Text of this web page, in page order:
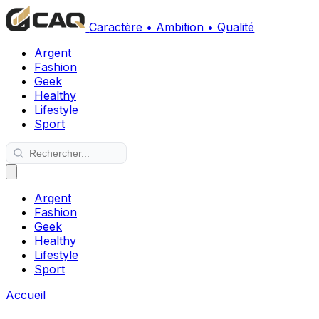
Caractère • Ambition • Qualité
Argent
Fashion
Geek
Healthy
Lifestyle
Sport
Argent
Fashion
Geek
Healthy
Lifestyle
Sport
Accueil